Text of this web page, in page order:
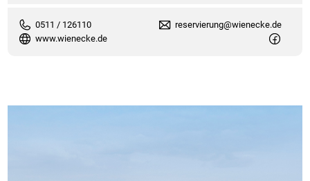
0511 / 126110
reservierung@wienecke.de
www.wienecke.de